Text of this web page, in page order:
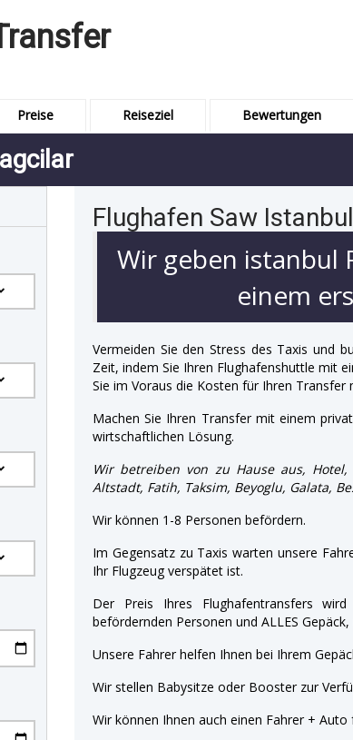
Preise Reiseziel Bewertungen
Flughafen Saw
Wir geben istanbul
einem
Vermeiden Sie den Stress des Taxis und
Zeit, indem Sie Ihren Flughafenshuttle mit
Sie im Voraus die Kosten für Ihren Transfer
Machen Sie Ihren Transfer mit einem
wirtschaftlichen Lösung.
Wir betreiben von zu Hause aus,
Altstadt, Fatih, Taksim, Beyoglu, Galata,
Wir können 1-8 Personen befördern.
Im Gegensatz zu Taxis warten unsere
Ihr Flugzeug verspätet ist.
Der Preis Ihres Flughafentransfers
befördernden Personen und ALLES
Unsere Fahrer helfen Ihnen bei Ihrem
Wir stellen Babysitze oder Booster zur
Wir können Ihnen auch einen Fahrer +